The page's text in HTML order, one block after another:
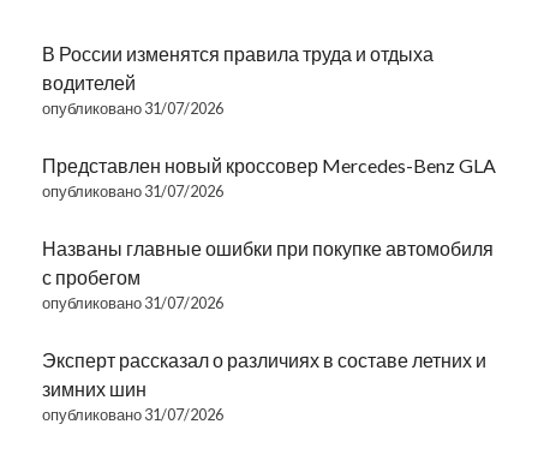
В России изменятся правила труда и отдыха
водителей
опубликовано 31/07/2026
Представлен новый кроссовер Mercedes-Benz GLA
опубликовано 31/07/2026
Названы главные ошибки при покупке автомобиля
с пробегом
опубликовано 31/07/2026
Эксперт рассказал о различиях в составе летних и
зимних шин
опубликовано 31/07/2026